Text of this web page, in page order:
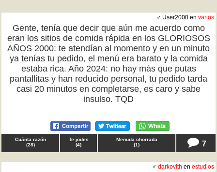
♂ User2000 en varios
Gente, tenía que decir que aún me acuerdo como
eran los sitios de comida rápida en los GLORIOSOS
AÑOS 2000: te atendían al momento y en un minuto
ya tenías tu pedido, el menú era barato y la comida
estaba rica. Año 2024: no hay más que putas
pantallitas y han reducido personal, tu pedido tarda
casi 20 minutos en completarse, es caro y sabe
insulso. TQD
Cuánta razón
(28)
Te jodes
(4)
Menuda chorrada
(1) 7
♂ darkovith en estudios